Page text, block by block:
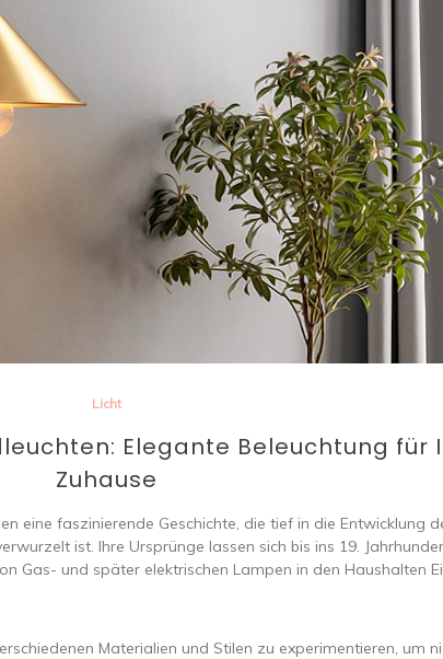
Licht
Elegante Beleuchtung für
Zuhause
eine faszinierende Geschichte, die tief in die Entwicklung
ist. Ihre Ursprünge lassen sich bis ins 19.
Gas- und später elektrischen Lampen in den Haushalten
Materialien und Stilen zu experimentieren, um